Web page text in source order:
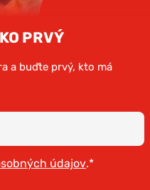
PRVÝ
a buďte prvý, kto má
údajov.*